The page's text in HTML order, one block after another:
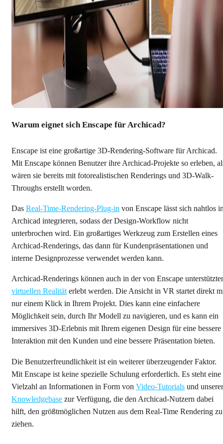
Warum eignet sich Enscape für Archicad?
Enscape ist eine großartige 3D-Rendering-Software für Archicad.
Mit Enscape können Benutzer ihre Archicad-Projekte so erleben,
wären sie bereits mit fotorealistischen Renderings und 3D-Walk-
Throughs erstellt worden.
Das Real-Time-Rendering-Plug-in von Enscape lässt sich nahtlos
Archicad integrieren, sodass der Design-Workflow nicht
unterbrochen wird. Ein großartiges Werkzeug zum Erstellen eines
Archicad-Renderings, das dann für Kundenpräsentationen und
interne Designprozesse verwendet werden kann.
Archicad-Renderings können auch in der von Enscape
virtuellen Realitäterlebt werden. Die Ansicht in VR startet direkt
nur einem Klick in Ihrem Projekt. Dies kann eine einfachere
Möglichkeit sein, durch Ihr Modell zu navigieren, und es kann ein
immersives 3D-Erlebnis mit Ihrem eigenen Design für eine bessere
Interaktion mit den Kunden und eine bessere Präsentation bieten.
Die Benutzerfreundlichkeit ist ein weiterer überzeugender Faktor.
Mit Enscape ist keine spezielle Schulung erforderlich. Es steht eine
Vielzahl an Informationen in Form von Video-Tutorials und unserer
Knowledgebase zur Verfügung, die den Archicad-Nutzern dabei
hilft, den größtmöglichen Nutzen aus dem Real-Time Rendering zu
ziehen.